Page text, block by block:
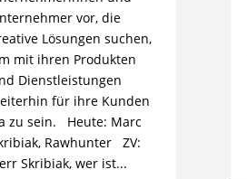
vor, die
Lösungen suchen,
mit ihren Produkten
Dienstleistungen
für ihre Kunden
zu sein. Heute: Marc
Rawhunter ZV:
Skribiak, wer ist...